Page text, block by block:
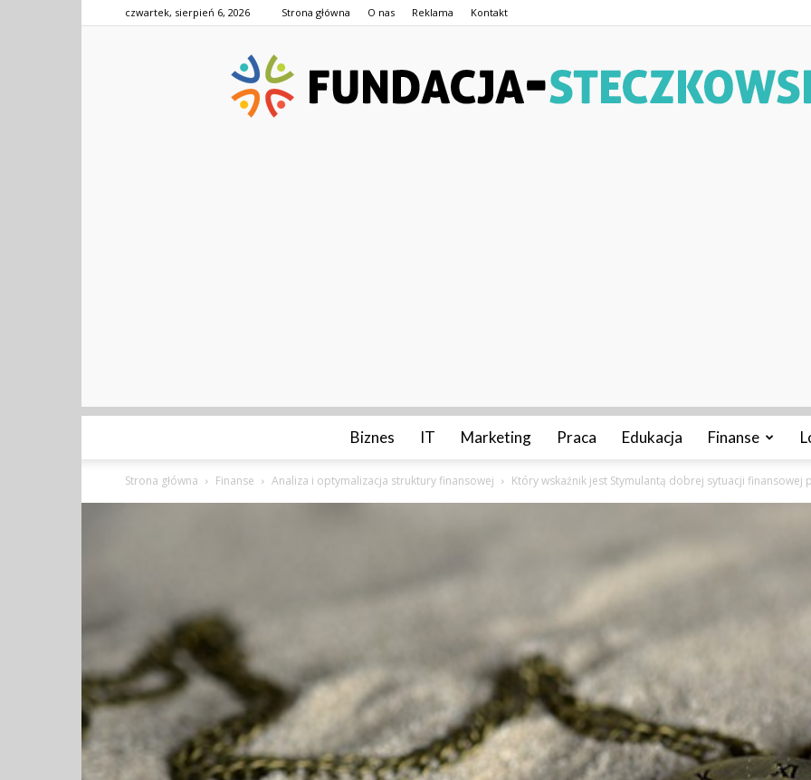
czwartek, sierpień 6, 2026 Strona główna O nas Reklama Kontakt
Biznes IT Marketing Praca Edukacja Finanse
Strona główna Finanse Analiza i optymalizacja struktury finansowej Który wskaźnik jest Stymulantą dobrej sytuacji finansowej